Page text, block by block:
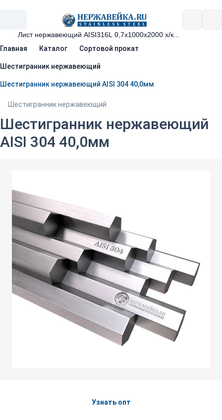
Главная Каталог Сортовой прокат
Шестигранник нержавеющий
Шестигранник нержавеющий AISI 304 40,0мм
Шестигранник нержавеющий
Шестигранник нержавеющий
AISI 304 40,0мм
Узнать опт